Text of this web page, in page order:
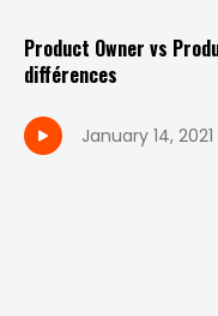
Product Owner vs
différences
January 14, 2021